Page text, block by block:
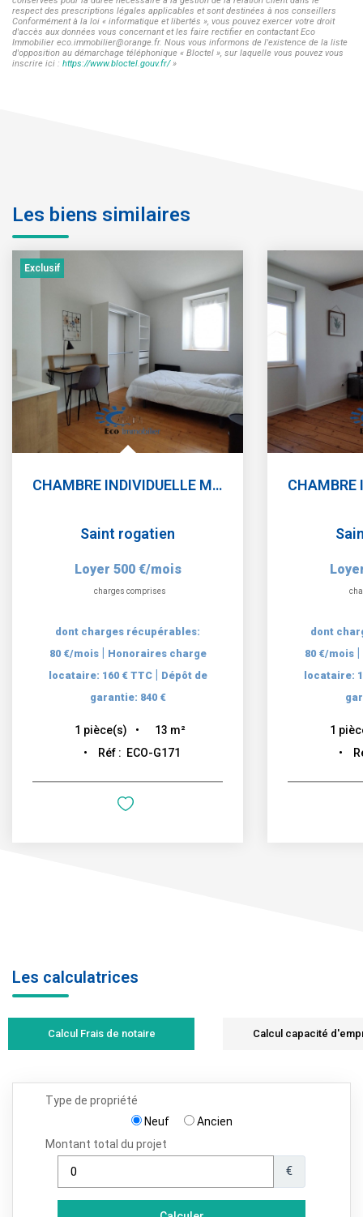
respect des prescriptions légales applicables et sont destinées à nos conseillers
Conformément à la loi « informatique et libertés », vous pouvez exercer votre droit
d'accès aux données vous concernant et les faire rectifier en contactant Eco
Immobilier eco.immobilier@orange.fr. Nous vous informons de l'existence de la liste
d'opposition au démarchage téléphonique « Bloctel », sur laquelle vous pouvez vous
inscrire ici : https://www.bloctel.gouv.fr/»
Les biens similaires
Exclusif
CHAMBRE INDIVIDUELLE MEUBLEE - SAINT ROGATIEN
Saint rogatien
Loyer 500 €/mois
charges comprises
dont charges récupérables:
80 €/mois | Honoraires charge
locataire: 160 € TTC | Dépôt de
garantie: 840 €
1 pièce(s) 13 m²
Réf : ECO-G171
dont
80 €/mois |
locataire:
1
Les calculatrices
Calcul Frais de notaire Calcul capacité